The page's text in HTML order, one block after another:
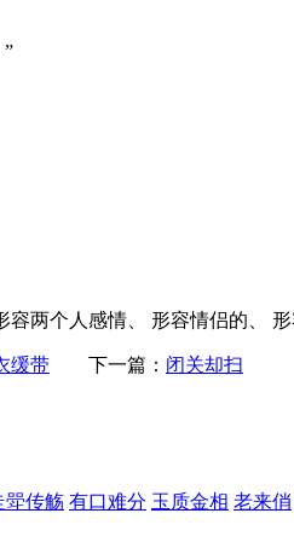
两个人感情、 形容情侣的、
缓带 下一篇： 闭关却扫
斝传觞 有口难分 玉质金相 老来俏